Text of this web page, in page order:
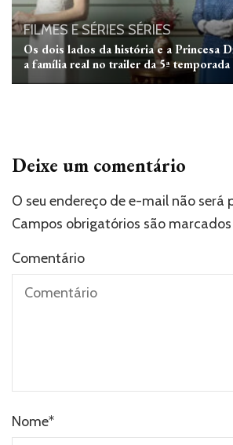
FILMES E SÉRIESSÉRIES
Os dois lados da história e a Princesa
a família real no trailer da 5ª temporada
Deixe um comentário
O seu endereço de e-mail não será
Campos obrigatórios são
Comentário
Nome*